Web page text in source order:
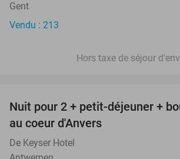
Gent
Vendu : 213
Hors taxe de séjour
Nuit pour 2 + petit-déjeuner +
au coeur d'Anvers
De Keyser Hotel